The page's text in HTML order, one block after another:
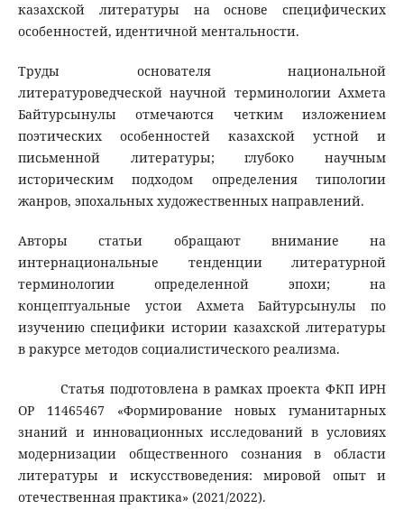
казахской литературы на основе специфических
особенностей, идентичной ментальности.
Труды основателя национальной
литературоведческой научной терминологии Ахмета
Байтурсынулы отмечаются четким изложением
поэтических особенностей казахской устной и
письменной литературы; глубоко научным
историческим подходом определения типологии
жанров, эпохальных художественных направлений.
Авторы статьи обращают внимание на
интернациональные тенденции литературной
терминологии определенной эпохи; на
концептуальные устои Ахмета Байтурсынулы по
изучению специфики истории казахской литературы
в ракурсе методов социалистического реализма.
Статья подготовлена ​​в рамках проекта ФКП ИРН
ОР 11465467 «Формирование новых гуманитарных
знаний и инновационных исследований в условиях
модернизации общественного сознания в области
литературы и искусствоведения: мировой опыт и
отечественная практика» (2021/2022).